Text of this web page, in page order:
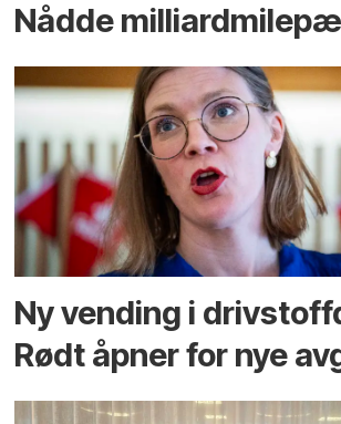
Nådde
Ny vending i
Rødt åpner for nye